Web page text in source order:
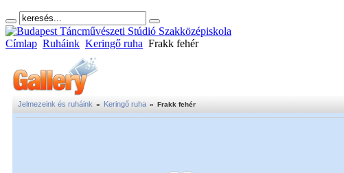
Címlap Ruháink Keringő ruha Frakk fehér
Jelmezeink és ruháink » Keringő ruha » Frakk fehér